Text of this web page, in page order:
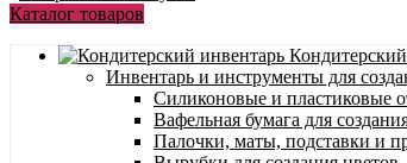
Каталог товаров
Инвентарь и инструменты для
Силиконовые и пластиковые
Вафельная бумага для
Палочки, маты, подставки и